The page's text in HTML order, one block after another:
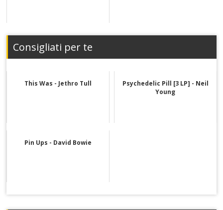
Consigliati per te
This Was - Jethro Tull
Psychedelic Pill [3 LP] - Neil
Young
Pin Ups - David Bowie